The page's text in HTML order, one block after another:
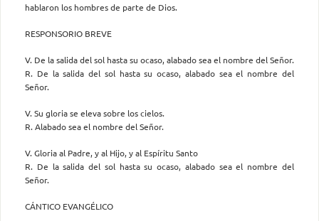
hablaron los hombres de parte de Dios.
RESPONSORIO BREVE
V. De la salida del sol hasta su ocaso, alabado sea el nombre del Señor.
R. De la salida del sol hasta su ocaso, alabado sea el nombre del
Señor.
V. Su gloria se eleva sobre los cielos.
R. Alabado sea el nombre del Señor.
V. Gloria al Padre, y al Hijo, y al Espíritu Santo
R. De la salida del sol hasta su ocaso, alabado sea el nombre del
Señor.
CÁNTICO EVANGÉLICO